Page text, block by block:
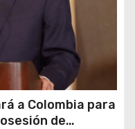
a Colombia para
de